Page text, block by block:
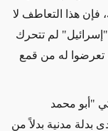
فإن هذا التعاطف لا
لم تتحرك
تعرضوا له من قمع
"أبو محمد
بدلة مدنية بدلاً من